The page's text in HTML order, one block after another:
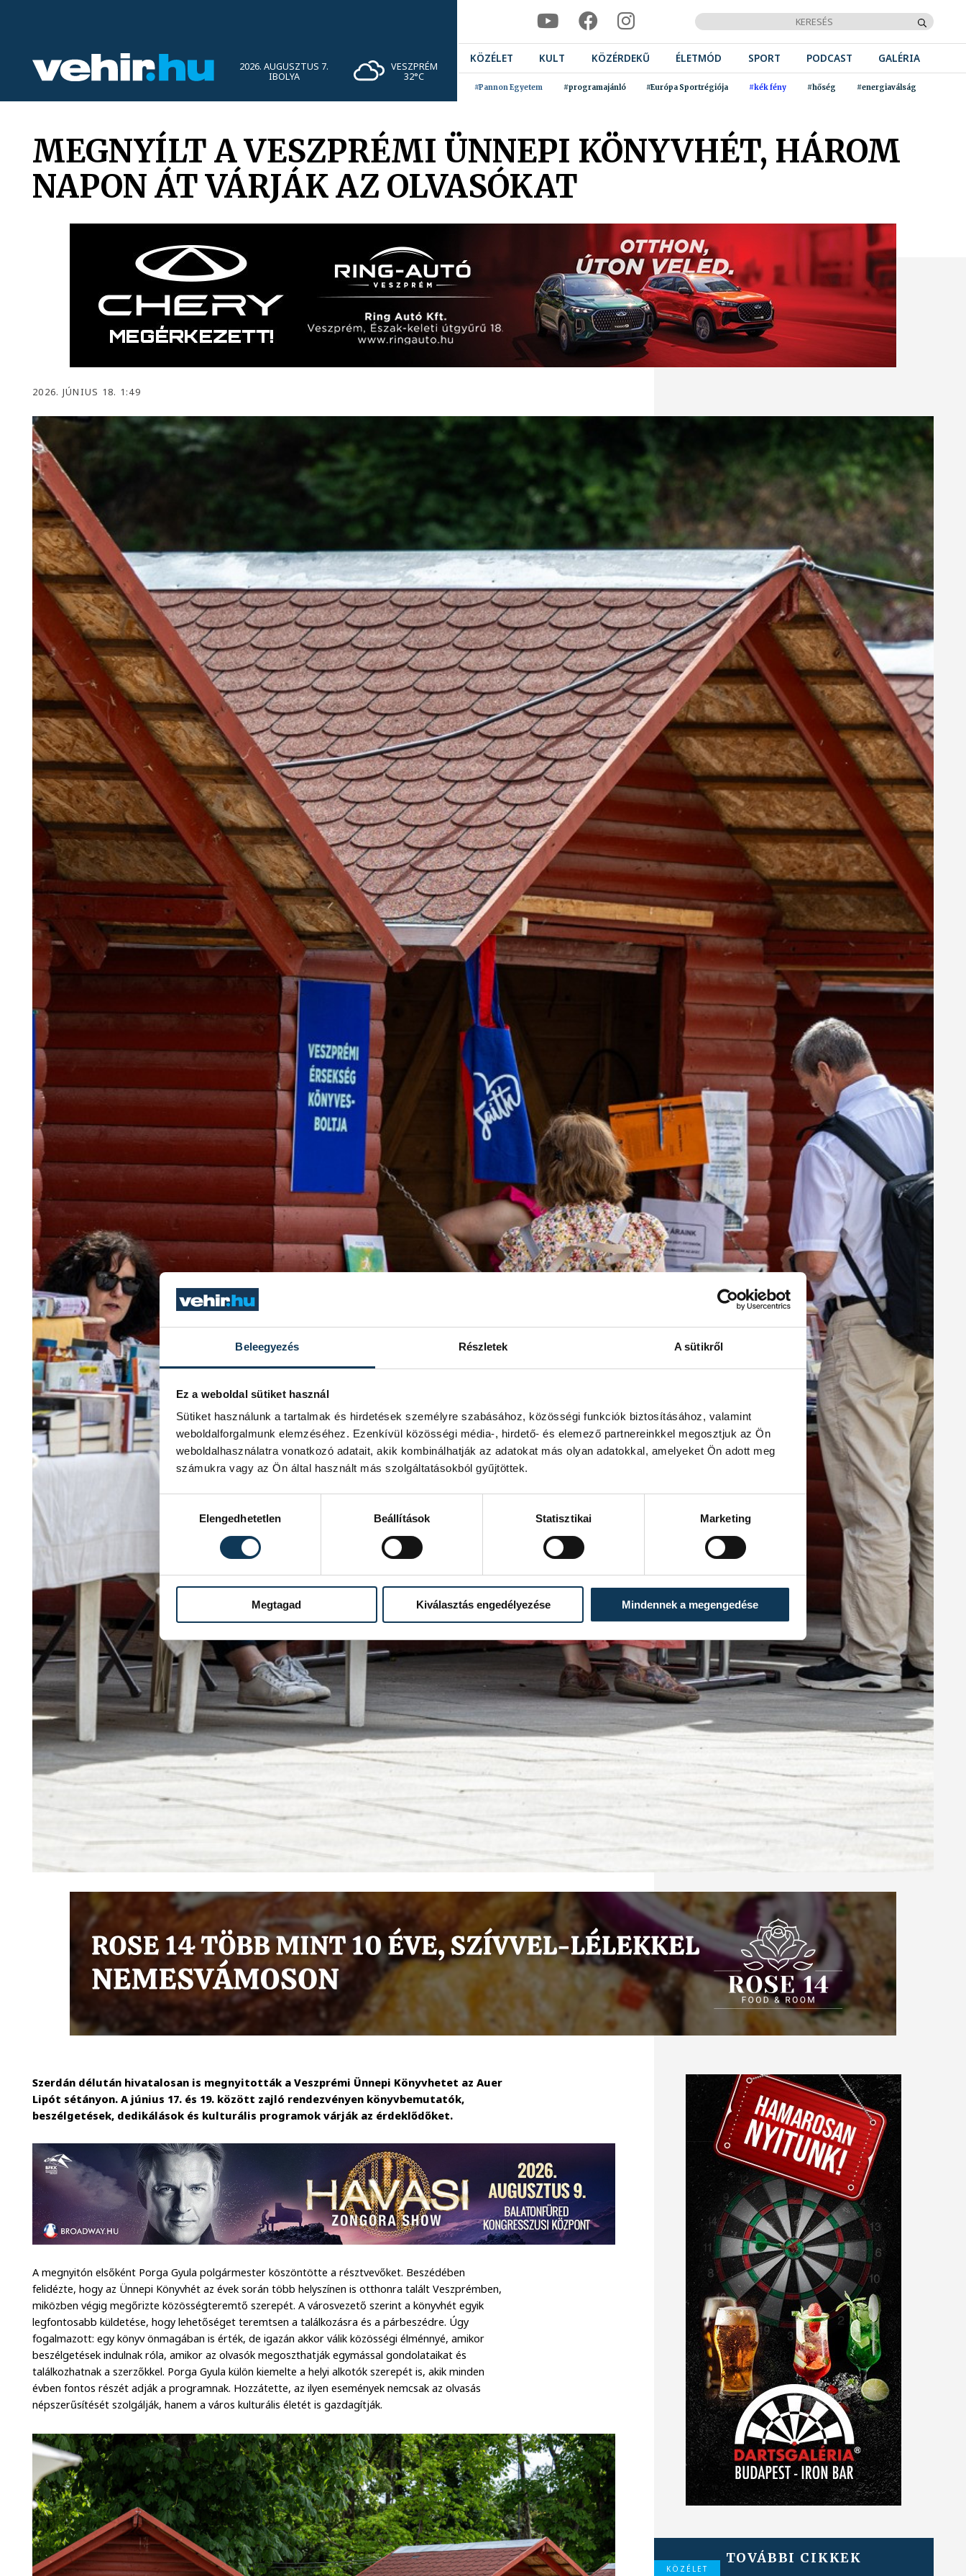
Beleegyezés Részletek A sütikről
Ez a weboldal sütiket használ
Sütiket használunk a tartalmak és hirdetések személyre szabásához, közösségi funkciók biztosításához, valamint
weboldalforgalmunk elemzéséhez. Ezenkívül közösségi média-, hirdető- és elemező partnereinkkel megosztjuk az Ön
weboldalhasználatra vonatkozó adatait, akik kombinálhatják az adatokat más olyan adatokkal, amelyeket Ön adott meg
számukra vagy az Ön által használt más szolgáltatásokból gyűjtöttek.
Elengedhetetlen
Beállítások Statisztikai Marketing
Megtagad Kiválasztás engedélyezése Mindennek a megengedése
2026. AUGUSZTUS 7.
IBOLYA
VESZPRÉM
32°C
KÖZÉLET KULT KÖZÉRDEKŰ ÉLETMÓD SPORT PODCAST GALÉRIA
#Pannon Egyetem #programajánló #Európa Sportrégiója #kék fény #hőség #energiaválság
MEGNYÍLT A VESZPRÉMI ÜNNEPI KÖNYVHÉT, HÁROM
NAPON ÁT VÁRJÁK AZ OLVASÓKAT
2026. JÚNIUS 18. 1:49
Szerdán délután hivatalosan is megnyitották a Veszprémi Ünnepi Könyvhetet az Auer
Lipót sétányon. A június 17. és 19. között zajló rendezvényen könyvbemutatók,
beszélgetések, dedikálások és kulturális programok várják az érdeklődőket.
A megnyitón elsőként Porga Gyula polgármester köszöntötte a résztvevőket. Beszédében
felidézte, hogy az Ünnepi Könyvhét az évek során több helyszínen is otthonra talált Veszprémben,
miközben végig megőrizte közösségteremtő szerepét. A városvezető szerint a könyvhét egyik
legfontosabb küldetése, hogy lehetőséget teremtsen a találkozásra és a párbeszédre. Úgy
fogalmazott: egy könyv önmagában is érték, de igazán akkor válik közösségi élménnyé, amikor
beszélgetések indulnak róla, amikor az olvasók megoszthatják egymással gondolataikat és
találkozhatnak a szerzőkkel. Porga Gyula külön kiemelte a helyi alkotók szerepét is, akik minden
évben fontos részét adják a programnak. Hozzátette, az ilyen események nemcsak az olvasás
népszerűsítését szolgálják, hanem a város kulturális életét is gazdagítják.
TOVÁBBI CIKKEK
KÖZÉLET